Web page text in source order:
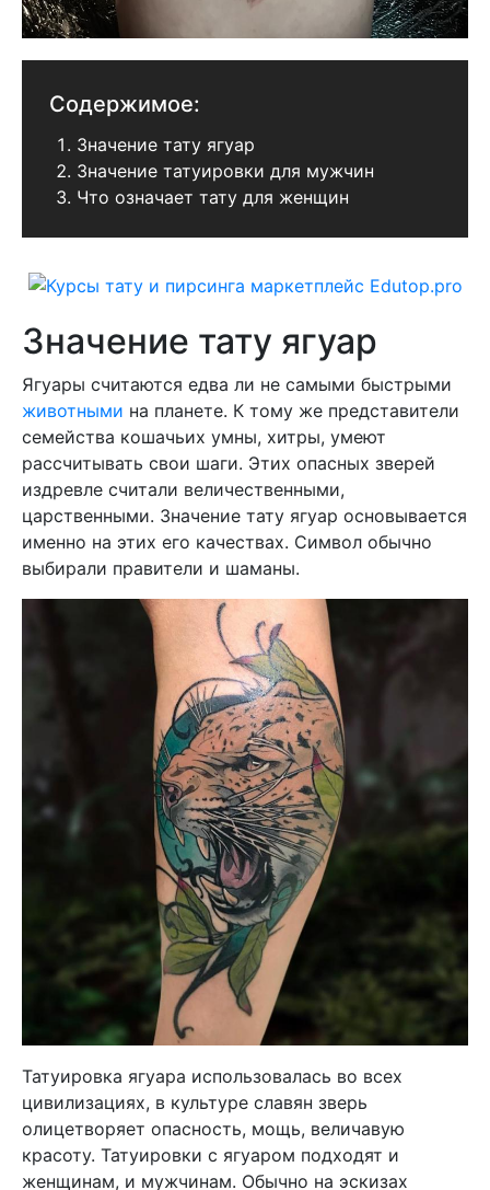
Содержимое:
Значение тату ягуар
Значение татуировки для мужчин
Что означает тату для женщин
Значение тату ягуар
Ягуары считаются едва ли не самыми быстрыми
животными на планете. К тому же представители
семейства кошачьих умны, хитры, умеют
рассчитывать свои шаги. Этих опасных зверей
издревле считали величественными,
царственными. Значение тату ягуар основывается
именно на этих его качествах. Символ обычно
выбирали правители и шаманы.
Татуировка ягуара использовалась во всех
цивилизациях, в культуре славян зверь
олицетворяет опасность, мощь, величавую
красоту. Татуировки с ягуаром подходят и
женщинам, и мужчинам. Обычно на эскизах